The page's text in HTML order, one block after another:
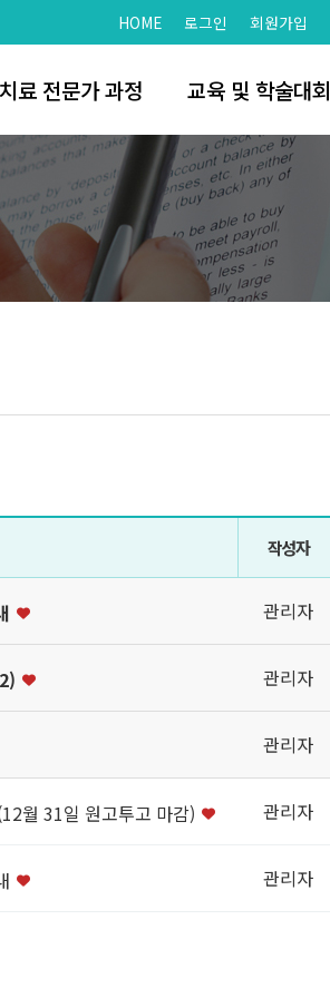
HOME 로그인 회원가입
료 전문가 과정
동치료 전문가
동치료 코치
료 전문가 명단
료 코치 명단
교육 및 학술대회
학술대회
세미나 및 워크샵
자료실
작성자
관리자
관리자
관리자
월 31일 원고투고 마감) 관리자
관리자